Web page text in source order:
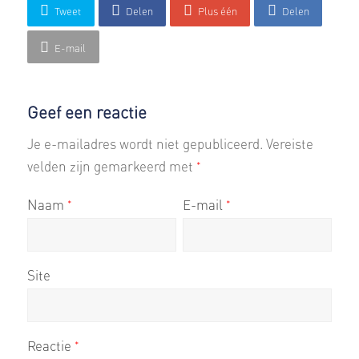
Tweet Delen Plus één Delen
E-mail
Geef een reactie
Je e-mailadres wordt niet gepubliceerd. Vereiste
velden zijn gemarkeerd met *
Naam * E-mail *
Site
Reactie *